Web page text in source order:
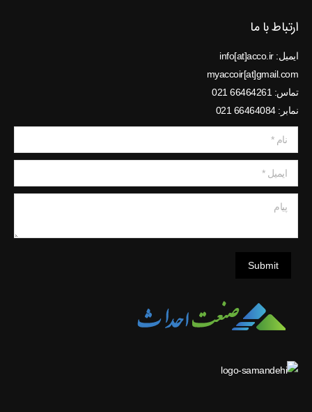
ارتباط با ما
ایمیل: info[at]acco.ir
myaccoir[at]gmail.com
تماس: 66464261 021
نمابر: 66464084 021
نام *
ایمیل *
Submit